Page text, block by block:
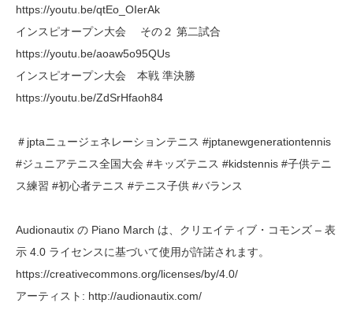
https://youtu.be/qtEo_OIerAk
インスピオープン大会 その２ 第二試合
https://youtu.be/aoaw5o95QUs
インスピオープン大会 本戦 準決勝
https://youtu.be/ZdSrHfaoh84
＃jptaニュージェネレーションテニス #jptanewgenerationtennis
#ジュニアテニス全国大会 #キッズテニス #kidstennis #子供テニ
ス練習 #初心者テニス #テニス子供 #バランス
Audionautix の Piano March は、クリエイティブ・コモンズ – 表
示 4.0 ライセンスに基づいて使用が許諾されます。
https://creativecommons.org/licenses/by/4.0/
アーティスト: http://audionautix.com/